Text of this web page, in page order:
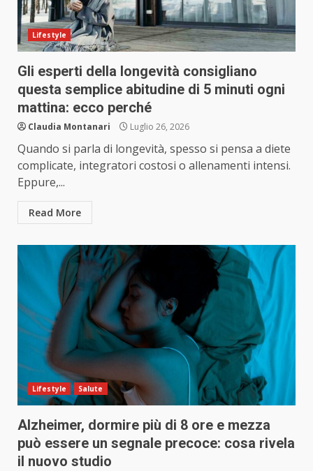
Lifestyle
Gli esperti della longevità consigliano
questa semplice abitudine di 5 minuti ogni
mattina: ecco perché
Claudia Montanari Luglio 26, 2026
Quando si parla di longevità, spesso si pensa a diete
complicate, integratori costosi o allenamenti intensi.
Eppure,...
Read More
Lifestyle Salute
Alzheimer, dormire più di 8 ore e mezza
può essere un segnale precoce: cosa rivela
il nuovo studio